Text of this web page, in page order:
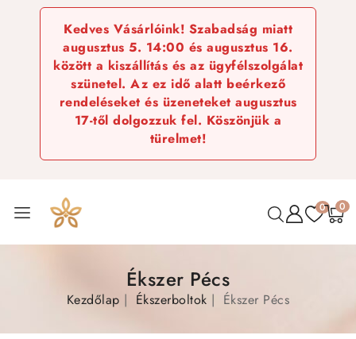
Kedves Vásárlóink! Szabadság miatt
augusztus 5. 14:00 és augusztus 16.
között a kiszállítás és az ügyfélszolgálat
szünetel. Az ez idő alatt beérkező
rendeléseket és üzeneteket augusztus
17-től dolgozzuk fel. Köszönjük a
türelmet!
0 0
Ékszer Pécs
Kezdőlap Ékszerboltok Ékszer Pécs